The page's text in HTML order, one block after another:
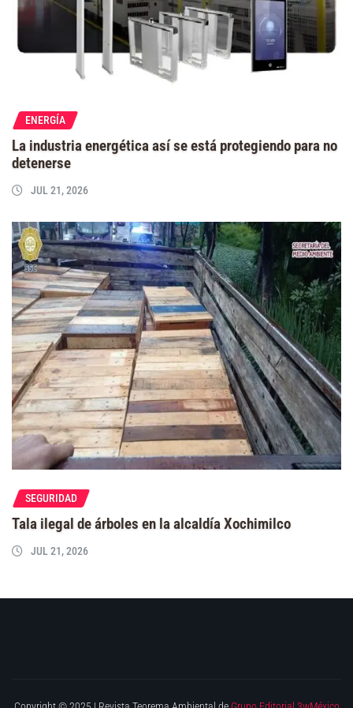
ENERGÍA
La industria energética así se está protegiendo para no
detenerse
JUL 21, 2026
SEGURIDAD
Tala ilegal de árboles en la alcaldía Xochimilco
JUL 21, 2026